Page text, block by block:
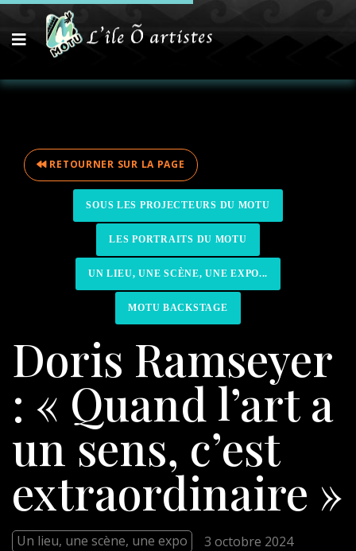
RETOURNER SUR LA PAGE
SOUS LES PROJECTEURS DU MOTU
LES PORTRAITS DU MOTU
UN LIEU, UNE SCÈNE, UNE EXPO...
MOTU BACKSTAGE
Doris Ramseyer
: « Quand l’art a
un sens, c’est
extraordinaire »
Un lieu, une scène, une expo
3 octobre 2024